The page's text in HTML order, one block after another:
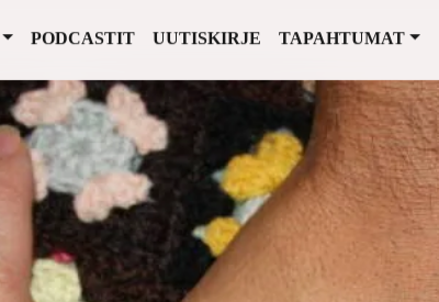
PODCASTIT UUTISKIRJE TAPAHTUMAT